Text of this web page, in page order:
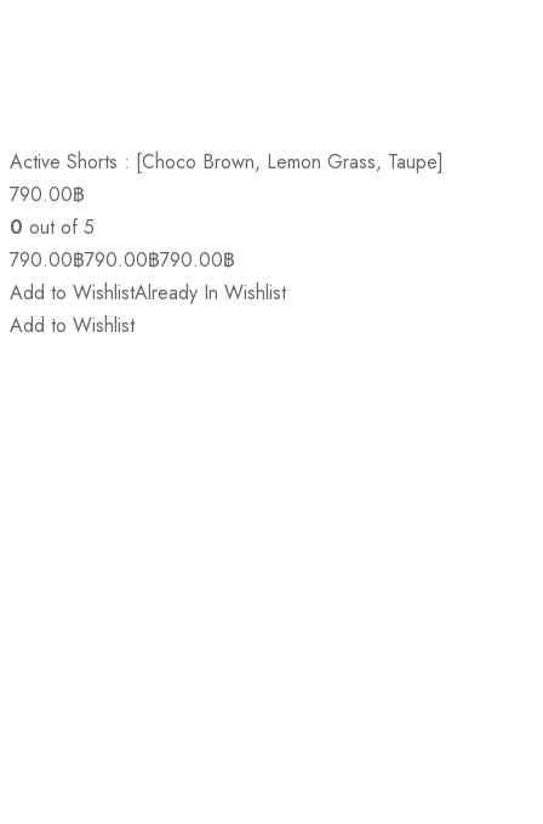
Active Shorts : [Choco Brown, Lemon Grass, Taupe]
790.00฿
0 out of 5
790.00฿790.00฿790.00฿
Add to WishlistAlready In Wishlist
Add to Wishlist